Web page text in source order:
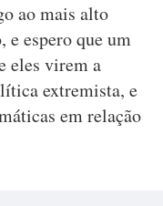
ao mais alto
e espero que um
eles virem a
extremista, e
em relação